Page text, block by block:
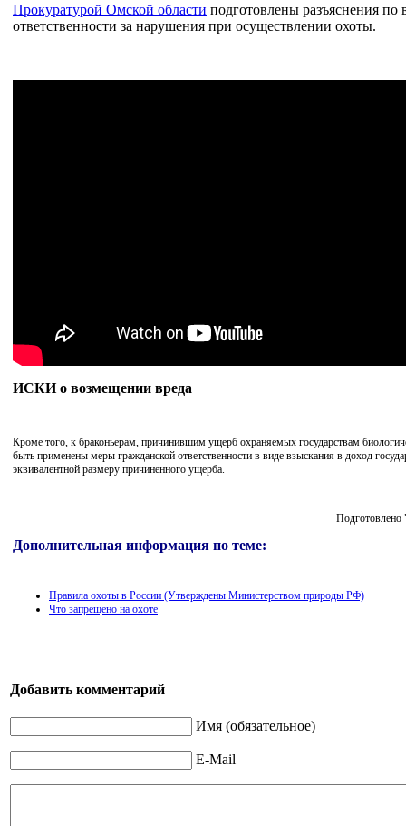
Прокуратурой Омской области подготовлены разъяснения по
ответственности за нарушения при осуществлении охоты.
ИСКИ о возмещении вреда
Кроме того, к браконьерам, причинившим ущерб охраняемых государствам
быть применены меры гражданской ответственности в виде взыскания в доход
эквивалентной размеру причиненного ущерба.
Подготовлено
Дополнительная информация по теме:
Правила охоты в России (Утверждены Министерством природы РФ)
Что запрещено на охоте
Добавить комментарий
Имя (обязательное)
E-Mail